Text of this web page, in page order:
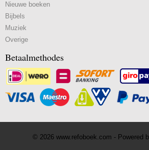
Nieuwe boeken
Bijbels
Muziek
Overige
Betaalmethodes
© 2026 www.refoboek.com - Powered